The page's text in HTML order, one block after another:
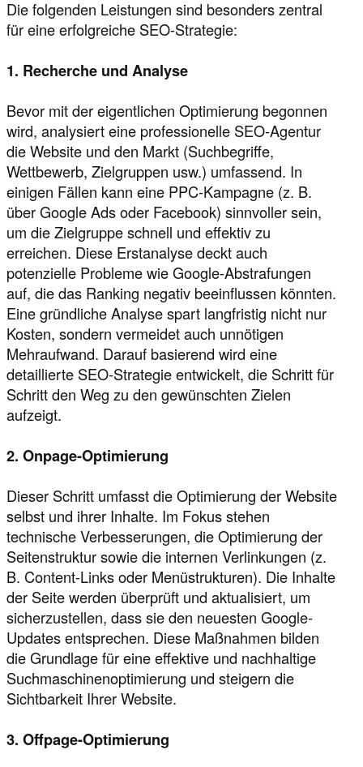
Die folgenden Leistungen sind besonders zentral
für eine erfolgreiche SEO-Strategie:
1. Recherche und Analyse
Bevor mit der eigentlichen Optimierung begonnen
wird, analysiert eine professionelle SEO-Agentur
die Website und den Markt (Suchbegriffe,
Wettbewerb, Zielgruppen usw.) umfassend. In
einigen Fällen kann eine PPC-Kampagne (z. B.
über Google Ads oder Facebook) sinnvoller sein,
um die Zielgruppe schnell und effektiv zu
erreichen. Diese Erstanalyse deckt auch
potenzielle Probleme wie Google-Abstrafungen
auf, die das Ranking negativ beeinflussen könnten.
Eine gründliche Analyse spart langfristig nicht nur
Kosten, sondern vermeidet auch unnötigen
Mehraufwand. Darauf basierend wird eine
detaillierte SEO-Strategie entwickelt, die Schritt für
Schritt den Weg zu den gewünschten Zielen
aufzeigt.
2. Onpage-Optimierung
Dieser Schritt umfasst die Optimierung der Website
selbst und ihrer Inhalte. Im Fokus stehen
technische Verbesserungen, die Optimierung der
Seitenstruktur sowie die internen Verlinkungen (z.
B. Content-Links oder Menüstrukturen). Die Inhalte
der Seite werden überprüft und aktualisiert, um
sicherzustellen, dass sie den neuesten Google-
Updates entsprechen. Diese Maßnahmen bilden
die Grundlage für eine effektive und nachhaltige
Suchmaschinenoptimierung und steigern die
Sichtbarkeit Ihrer Website.
3. Offpage-Optimierung